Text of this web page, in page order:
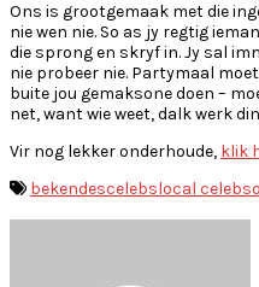
Ons is grootgemaak met die
nie wen nie. So as jy regtig
die sprong en skryf in. Jy sal
nie probeer nie. Partymaal
buite jou gemaksone doen –
net, want wie weet, dalk werk
Vir nog lekker onderhoude, klik
bekendescelebslocal celebs